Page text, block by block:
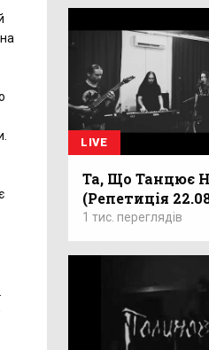
LIVE
Та, Що Танцює
(Репетиція
1 тис. переглядів